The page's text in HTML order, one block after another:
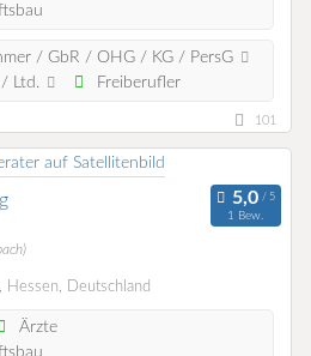
/ GbR / OHG / KG / PersG
Ltd.
Freiberufler
101
1 Bew.
Deutschland
Ärzte